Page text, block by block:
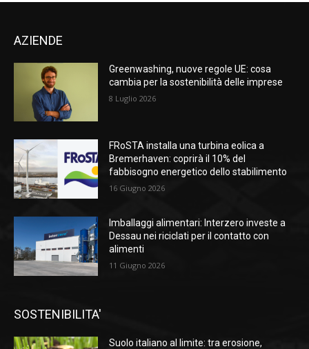
AZIENDE
Greenwashing, nuove regole UE: cosa
cambia per la sostenibilità delle imprese
8 Luglio 2026
FRoSTA installa una turbina eolica a
Bremerhaven: coprirà il 10% del
fabbisogno energetico dello stabilimento
16 Giugno 2026
Imballaggi alimentari: Interzero investe a
Dessau nei riciclati per il contatto con
alimenti
11 Giugno 2026
SOSTENIBILITA'
Suolo italiano al limite: tra erosione,